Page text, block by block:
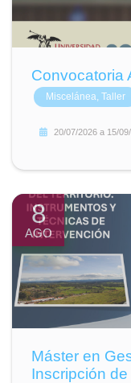
Convocatoria
Miscelánea, Taller
20/07/2026 a 15/
8
AGO
Máster en
Inscripción